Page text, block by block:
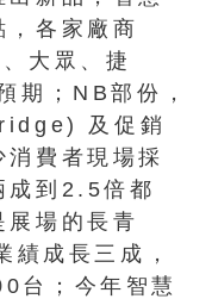
，各家廠商
大眾、捷
期；NB部份，
及促銷
費者現場採
成到2.5倍都
展場的長青
成長三成，
台；今年智慧